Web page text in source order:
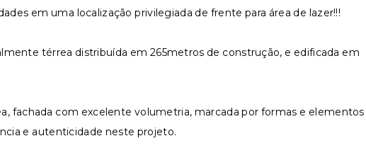
em uma localização privilegiada de frente para área de lazer!!!
térrea distribuída em 265metros de construção, e edificada em
fachada com excelente volumetria, marcada por formas e elementos
e autenticidade neste projeto.